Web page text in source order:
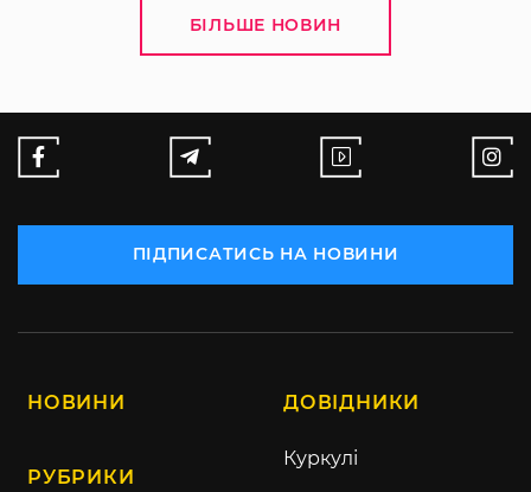
БІЛЬШЕ НОВИН
ПІДПИСАТИСЬ НА НОВИНИ
НОВИНИ
РУБРИКИ
ДОВІДНИКИ
Куркулі